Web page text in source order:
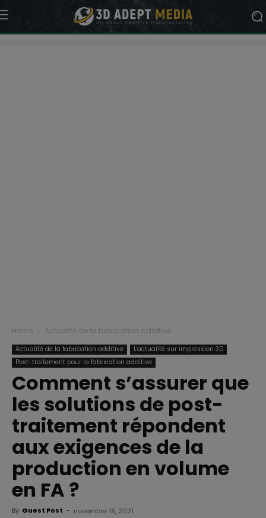
Home Actualité de la fabrication additive
Actualité de la fabrication additive
L'actualité sur impression 3D
Post-traitement pour la fabrication additive
Comment s’assurer que
les solutions de post-
traitement répondent
aux exigences de la
production en volume
en FA ?
By Guest Post - novembre 18, 2021